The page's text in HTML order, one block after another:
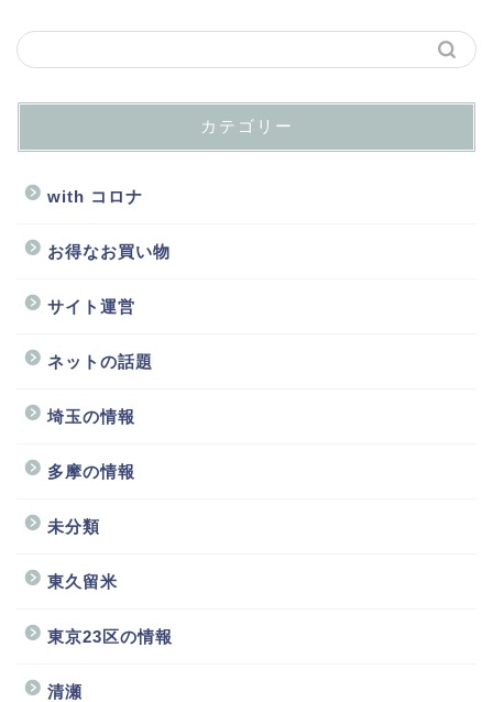
カテゴリー
with コロナ
お得なお買い物
サイト運営
ネットの話題
埼玉の情報
多摩の情報
未分類
東久留米
東京23区の情報
清瀬